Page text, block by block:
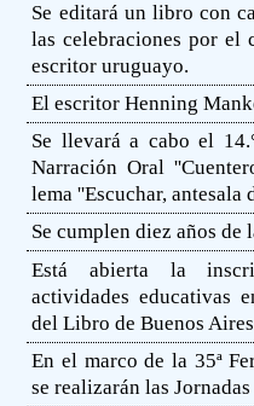
Se editará un libro con
las celebraciones por el
escritor uruguayo.
El escritor Henning
Se llevará a cabo el
Narración Oral
lema ''Escuchar, antesala
Se cumplen diez años de
Está abierta la
actividades educativas
del Libro de Buenos Aires
En el marco de la 35ª
se realizarán las